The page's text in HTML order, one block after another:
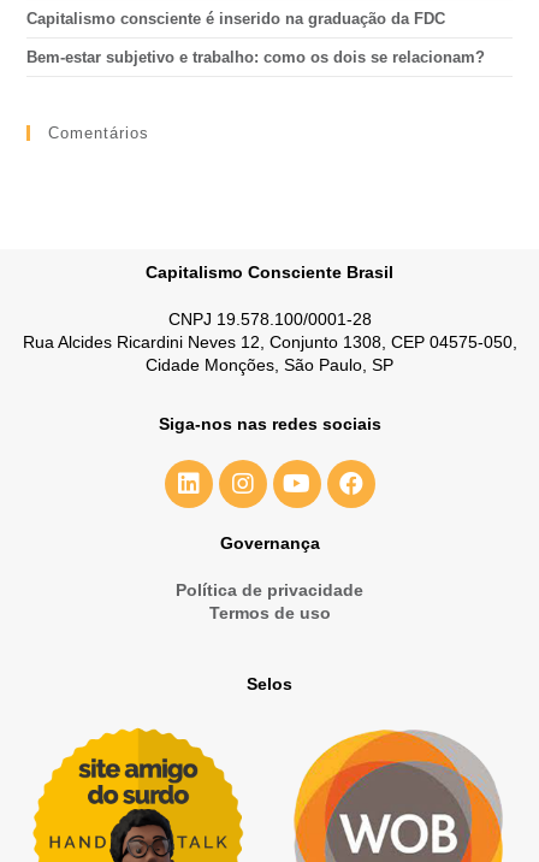
Capitalismo consciente é inserido na graduação da FDC
Bem-estar subjetivo e trabalho: como os dois se relacionam?
Comentários
Capitalismo Consciente Brasil
CNPJ 19.578.100/0001-28
Rua Alcides Ricardini Neves 12, Conjunto 1308, CEP 04575-050,
Cidade Monções, São Paulo, SP
Siga-nos nas redes sociais
Governança
Política de privacidade
Termos de uso
Selos